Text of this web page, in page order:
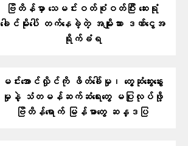
ဗြိတိန်မှာ သေမင်းဝတ်စုံဝတ်ပြီး ဆေးရုံ
ခေါင်မိုးပေါ် တက်နေခဲ့တဲ့ အမျိုးသား ဒဏ်ငွေအ
ရိုက်ခံရ
မင်းအောင်လှိုင်ကို ဖိတ်ခေါ်မှု၊ တွေ့ဆုံဆွေးနွေး
မှုနဲ့ သံတမန်ဆက်ဆံရေးတွေ မပြုလုပ်ဖို့
ဗြိတိန်ရောက် မြန်မာတွေ ဆန္ဒပြ